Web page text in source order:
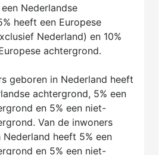
Nederlandse
heeft een Europese
Nederland) en 10%
achtergrond.
geboren in Nederland heeft
achtergrond, 5% een
en 5% een niet-
Van de inwoners
heeft 5% een
en 5% een niet-